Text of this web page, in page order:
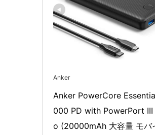
Anker
Anker PowerCore
000 PD with PowerPort III
o (20000mAh 大容量 モバ